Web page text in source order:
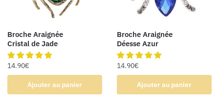
Broche Araignée
Cristal de Jade
14.90€
Ajouter au panier
Broche Araignée
Déesse Azur
14.90€
Ajouter au panier